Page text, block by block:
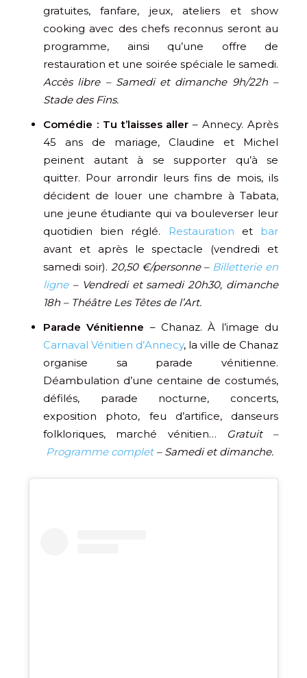
gratuites, fanfare, jeux, ateliers et show
cooking avec des chefs reconnus seront au
programme, ainsi qu’une offre de
restauration et une soirée spéciale le samedi.
Accès libre – Samedi et dimanche 9h/22h –
Stade des Fins.
Comédie : Tu t’laisses aller – Annecy. Après
45 ans de mariage, Claudine et Michel
peinent autant à se supporter qu’à se
quitter. Pour arrondir leurs fins de mois, ils
décident de louer une chambre à Tabata,
une jeune étudiante qui va bouleverser leur
quotidien bien réglé.
Restauration et bar
avant et après le spectacle (vendredi et
samedi soir). 20,50 €/personne – Billetterie en
ligne– Vendredi et samedi 20h30, dimanche
18h – Théâtre Les Têtes de l’Art.
Parade Vénitienne – Chanaz. À l’image du
Carnaval Vénitien d’Annecy, la ville de Chanaz
organise sa parade vénitienne.
Déambulation d’une centaine de costumés,
défilés, parade nocturne, concerts,
exposition photo, feu d’artifice, danseurs
folkloriques, marché vénitien…
Gratuit –
Programme complet– Samedi et dimanche.